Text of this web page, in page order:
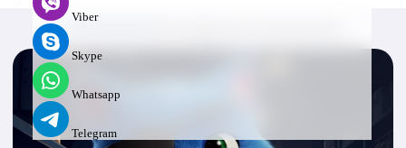
Viber
Skype
Whatsapp
Telegram